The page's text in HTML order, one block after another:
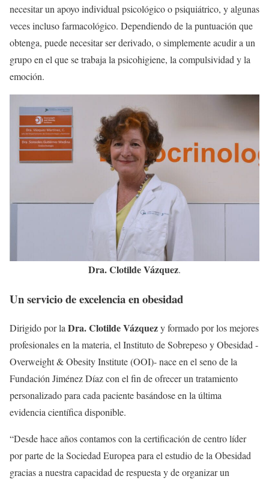
necesitar un apoyo individual psicológico o psiquiátrico, y algunas
veces incluso farmacológico. Dependiendo de la puntuación que
obtenga, puede necesitar ser derivado, o simplemente acudir a un
grupo en el que se trabaja la psicohigiene, la compulsividad y la
emoción.
Dra. Clotilde Vázquez.
Un servicio de excelencia en obesidad
Dirigido por laDra. Clotilde Vázquezy formado por los mejores
profesionales en la materia, el Instituto de Sobrepeso y Obesidad -
Overweight & Obesity Institute (OOI)- nace en el seno de la
Fundación Jiménez Díaz con el fin de ofrecer un tratamiento
personalizado para cada paciente basándose en la última
evidencia científica disponible.
“Desde hace años contamos con la certificación de centro líder
por parte de la Sociedad Europea para el estudio de la Obesidad
gracias a nuestra capacidad de respuesta y de organizar un